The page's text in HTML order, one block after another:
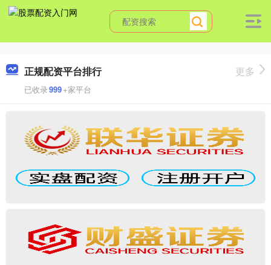
正规配资平台排行
已收录999+家平台
更多